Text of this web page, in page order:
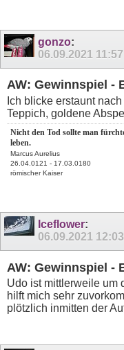
gonzo:
06.09.2021 11:57
AW: Gewinnspiel -
Ich blicke erstaunt
Teppich, goldene
Nicht den Tod sollte man
leben.
Marcus Aurelius
26.04.0121 - 17.03.0180
römischer Kaiser
Iceflower:
06.09.2021 12:03
AW: Gewinnspiel -
Udo ist mittlerweile um
hilft mich sehr
plötzlich inmitten der